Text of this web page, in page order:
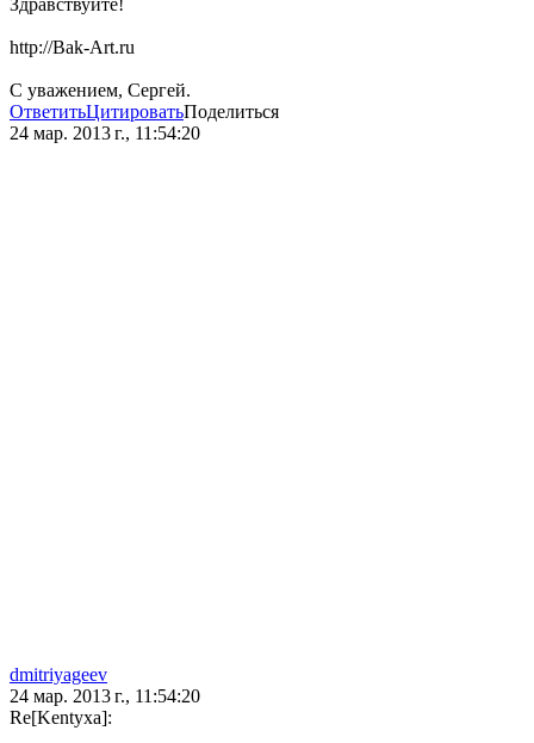
Здравствуйте!
http://Bak-Art.ru
С уважением, Сергей.
ОтветитьЦитироватьПоделиться
24 мар. 2013 г., 11:54:20
dmitriyageev
24 мар. 2013 г., 11:54:20
Re[Kentyxa]: